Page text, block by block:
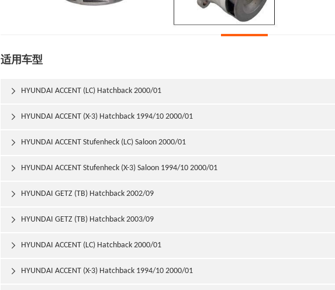
适用车型
HYUNDAI ACCENT (LC) Hatchback 2000/01

HYUNDAI ACCENT (X-3) Hatchback 1994/10 2000/01

HYUNDAI ACCENT Stufenheck (LC) Saloon 2000/01

HYUNDAI ACCENT Stufenheck (X-3) Saloon 1994/10 2000/01

HYUNDAI GETZ (TB) Hatchback 2002/09

HYUNDAI GETZ (TB) Hatchback 2003/09

HYUNDAI ACCENT (LC) Hatchback 2000/01

HYUNDAI ACCENT (X-3) Hatchback 1994/10 2000/01
